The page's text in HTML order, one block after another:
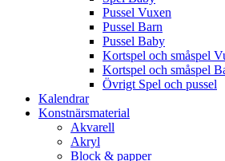
Pussel Vuxen
Pussel Barn
Pussel Baby
Kortspel och småspel
Kortspel och småspel
Övrigt Spel och pussel
Kalendrar
Konstnärsmaterial
Akvarell
Akryl
Block & papper